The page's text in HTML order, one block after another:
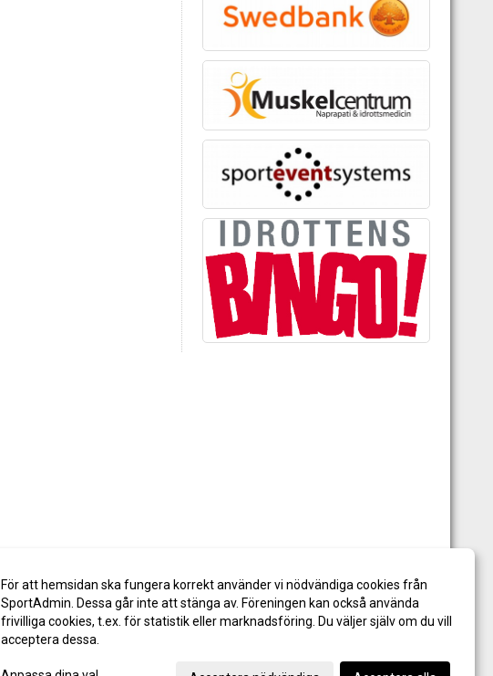
För att hemsidan ska fungera korrekt använder vi nödvändiga cookies från
SportAdmin. Dessa går inte att stänga av. Föreningen kan också använda
frivilliga cookies, t.ex. för statistik eller marknadsföring. Du väljer själv om du vill
acceptera dessa.